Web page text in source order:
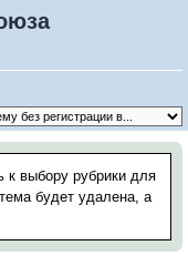
к выбору рубрики для
будет удалена, а